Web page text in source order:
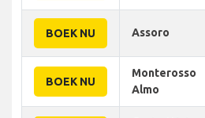
BOEK NU Assoro
BOEK NU
Monterosso
Almo